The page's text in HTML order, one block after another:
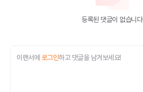
등록된 댓글이 없습니다
이랜서에 로그인하고 댓글을 남겨보세요!